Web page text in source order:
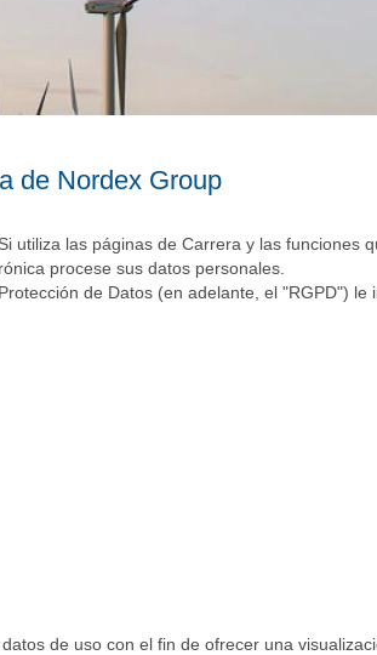
de Nordex Group
utiliza las páginas de Carrera y las funciones
procese sus datos personales.
de Datos (en adelante, el "RGPD") le
de uso con el fin de ofrecer una